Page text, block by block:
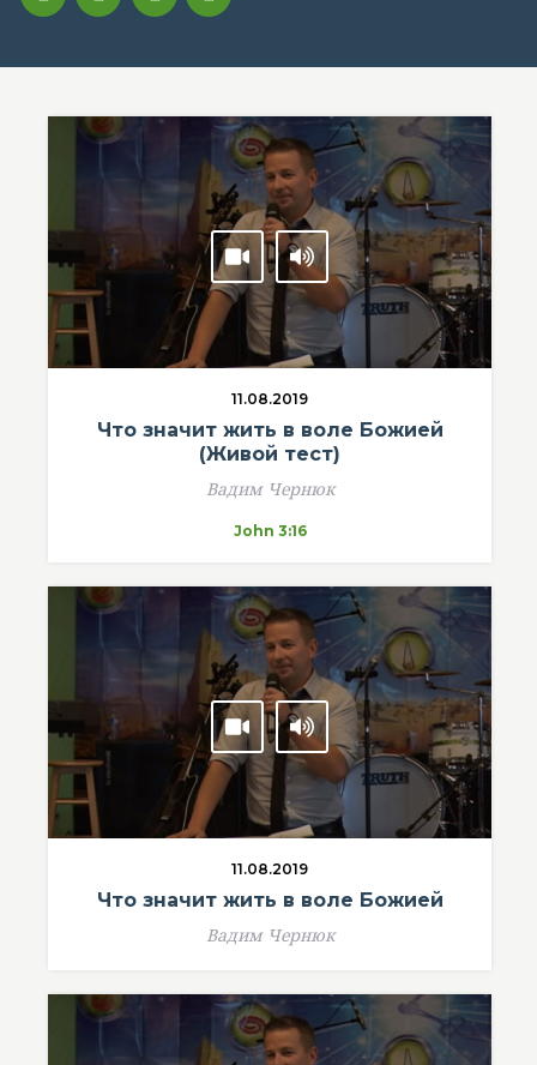
11.08.2019
Что значит жить в воле Божией
(Живой тест)
Вадим Чернюк
John 3:16
11.08.2019
Что значит жить в воле Божией
Вадим Чернюк